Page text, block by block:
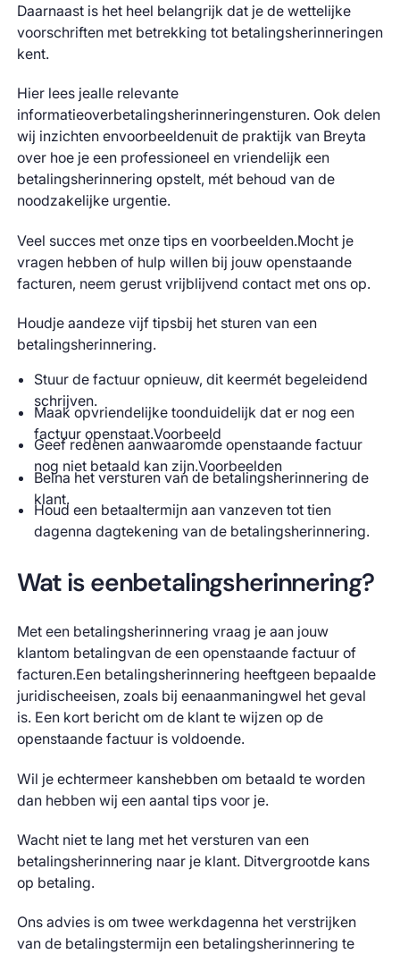
Daarnaast is het heel belangrijk dat je de wettelijke
voorschriften met betrekking tot betalingsherinneringen
kent.
Hier lees jealle relevante
informatieoverbetalingsherinneringensturen. Ook delen
wij inzichten envoorbeeldenuit de praktijk van Breyta
over hoe je een professioneel en vriendelijk een
betalingsherinnering opstelt, mét behoud van de
noodzakelijke urgentie.
Veel succes met onze tips en voorbeelden.Mocht je
vragen hebben of hulp willen bij jouw openstaande
facturen, neem gerust vrijblijvend contact met ons op.
Houdje aandeze vijf tipsbij het sturen van een
betalingsherinnering.
Stuur de factuur opnieuw, dit keermét begeleidend
schrijven.
Maak opvriendelijke toonduidelijk dat er nog een
factuur openstaat.Voorbeeld
Geef redenen aanwaaromde openstaande factuur
nog niet betaald kan zijn.Voorbeelden
Belna het versturen van de betalingsherinnering de
klant.
Houd een betaaltermijn aan vanzeven tot tien
dagenna dagtekening van de betalingsherinnering.
Wat is eenbetalingsherinnering?
Met een betalingsherinnering vraag je aan jouw
klantom betalingvan de een openstaande factuur of
facturen.Een betalingsherinnering heeftgeen bepaalde
juridischeeisen, zoals bij eenaanmaningwel het geval
is. Een kort bericht om de klant te wijzen op de
openstaande factuur is voldoende.
Wil je echtermeer kanshebben om betaald te worden
dan hebben wij een aantal tips voor je.
Wacht niet te lang met het versturen van een
betalingsherinnering naar je klant. Ditvergrootde kans
op betaling.
Ons advies is om twee werkdagenna het verstrijken
van de betalingstermijn een betalingsherinnering te